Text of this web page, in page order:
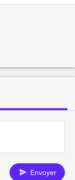
Envoyer